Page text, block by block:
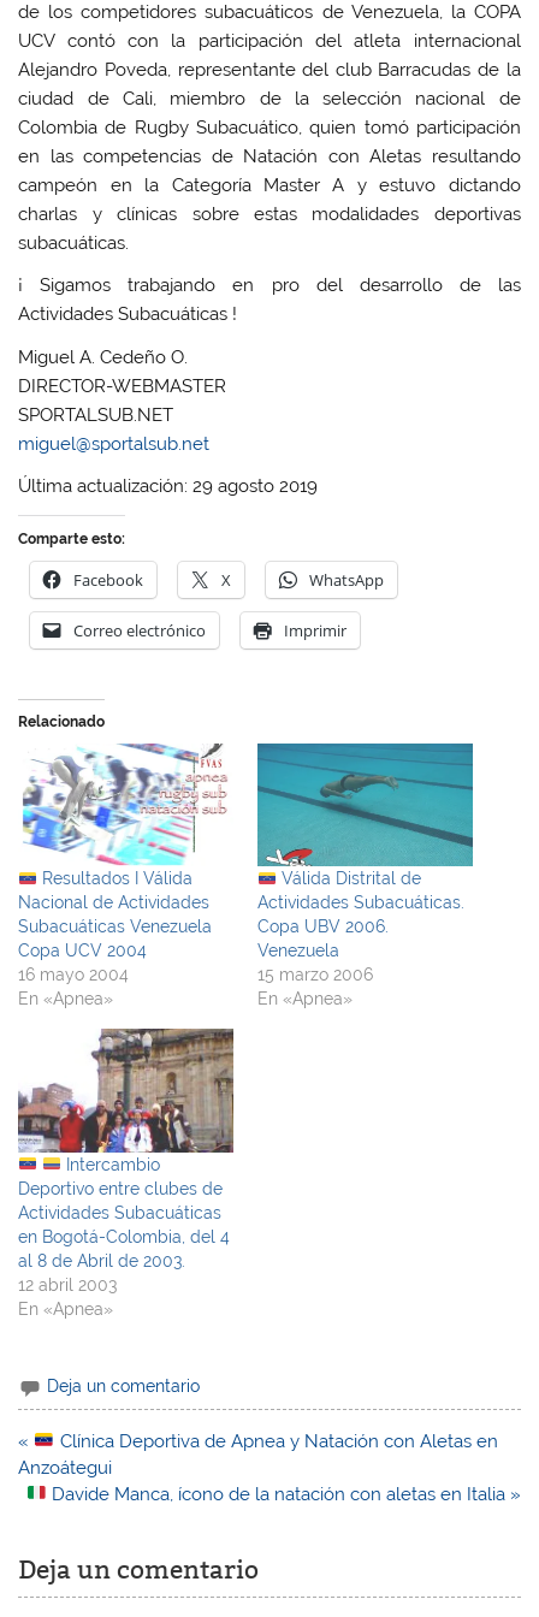
de los competidores subacuáticos de Venezuela, la COPA
UCV contó con la participación del atleta internacional
Alejandro Poveda, representante del club Barracudas de la
ciudad de Cali, miembro de la selección nacional de
Colombia de Rugby Subacuático, quien tomó participación
en las competencias de Natación con Aletas resultando
campeón en la Categoría Master A y estuvo dictando
charlas y clínicas sobre estas modalidades deportivas
subacuáticas.
¡ Sigamos trabajando en pro del desarrollo de las
Actividades Subacuáticas !
Miguel A. Cedeño O.
DIRECTOR-WEBMASTER
SPORTALSUB.NET
miguel@sportalsub.net
Última actualización: 29 agosto 2019
Comparte esto:
Facebook X WhatsApp
Correo electrónico Imprimir
Relacionado
Resultados I Válida
Nacional de Actividades
Subacuáticas Venezuela
Copa UCV 2004
16 mayo 2004
En «Apnea»
Válida Distrital de
Actividades Subacuáticas.
Copa UBV 2006.
Venezuela
15 marzo 2006
En «Apnea»
Intercambio
Deportivo entre clubes de
Actividades Subacuáticas
en Bogotá-Colombia, del 4
al 8 de Abril de 2003.
12 abril 2003
En «Apnea»
Deja un comentario
Navegación
de
entradas
«
Clínica Deportiva de Apnea y Natación con Aletas en
Anzoátegui
Davide Manca, ícono de la natación con aletas en Italia »
Deja un comentario